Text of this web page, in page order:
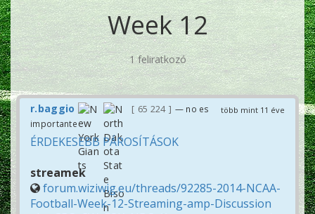
Week 12
1 feliratkozó
több mint 11 éve
r.baggio 65 224
— no es
importante
ÉRDEKESEBB PÁROSÍTÁSOK
streamek
forum.wiziwig.eu/threads/92285-2014-NCAA-
Football-Week-12-Streaming-amp-Discussion